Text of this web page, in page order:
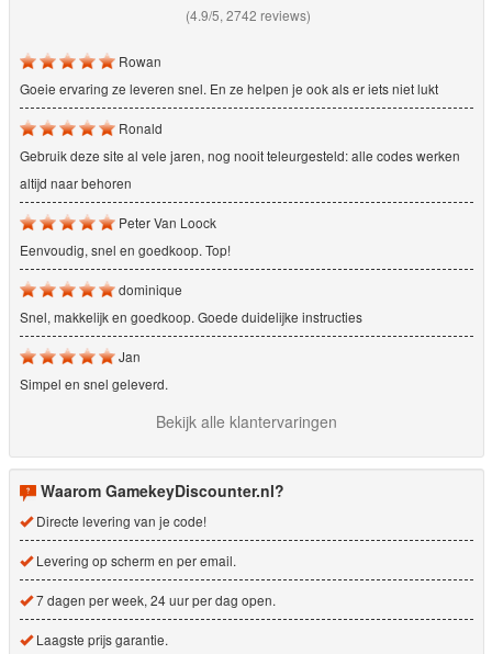
(4.9/5, 2742 reviews)
Rowan
Goeie ervaring ze leveren snel. En ze helpen je ook als er iets niet lukt
Ronald
Gebruik deze site al vele jaren, nog nooit teleurgesteld: alle codes werken
altijd naar behoren
Peter Van Loock
Eenvoudig, snel en goedkoop. Top!
dominique
Snel, makkelijk en goedkoop. Goede duidelijke instructies
Jan
Simpel en snel geleverd.
Bekijk alle klantervaringen
Waarom GamekeyDiscounter.nl?
Directe levering van je code!
Levering op scherm en per email.
7 dagen per week, 24 uur per dag open.
Laagste prijs garantie.